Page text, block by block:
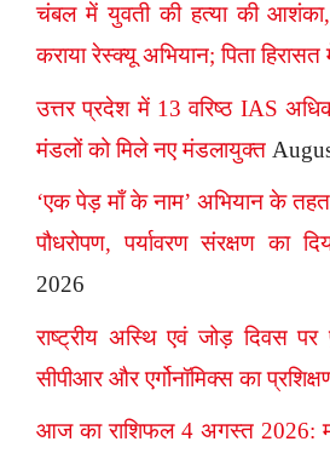
चंबल में युवती की हत्या की
कराया रेस्क्यू अभियान; पिता हिरासत
उत्तर प्रदेश में 13 वरिष्ठ IAS
मंडलों को मिले नए मंडलायुक्त
‘एक पेड़ माँ के नाम’ अभियान के तहत
पौधरोपण, पर्यावरण संरक्षण का
2026
राष्ट्रीय अस्थि एवं जोड़ दिवस पर
सीपीआर और एर्गोनॉमिक्स का
आज का राशिफल 4 अगस्त 2026: